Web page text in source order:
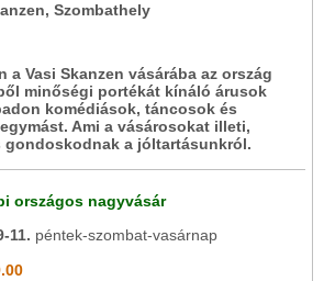
Szombathely
a Vasi Skanzen vásárába az ország
minőségi portékát kínáló árusok
komédiások, táncosok és
Ami a vásárosokat illeti,
gondoskodnak a jóltartásunkról.
országos nagyvásár
11. péntek-szombat-vasárnap